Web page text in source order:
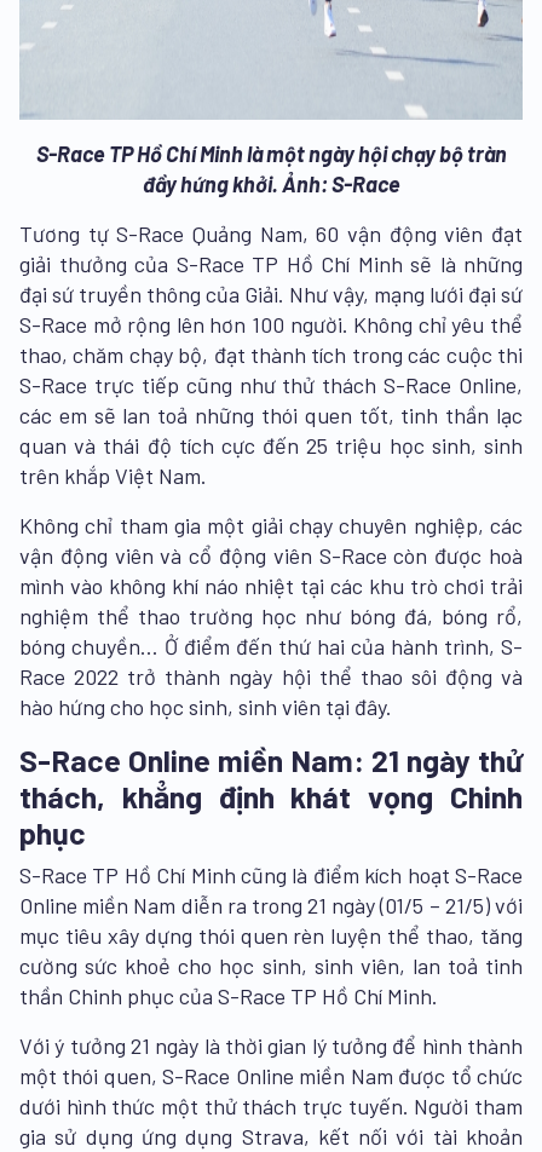
S-Race TP Hồ Chí Minh là một ngày hội chạy bộ tràn
đầy hứng khởi. Ảnh: S-Race
Tương tự S-Race Quảng Nam, 60 vận động viên đạt
giải thưởng của S-Race TP Hồ Chí Minh sẽ là những
đại sứ truyền thông của Giải. Như vậy, mạng lưới đại sứ
S-Race mở rộng lên hơn 100 người. Không chỉ yêu thể
thao, chăm chạy bộ, đạt thành tích trong các cuộc thi
S-Race trực tiếp cũng như thử thách S-Race Online,
các em sẽ lan toả những thói quen tốt, tinh thần lạc
quan và thái độ tích cực đến 25 triệu học sinh, sinh
trên khắp Việt Nam.
Không chỉ tham gia một giải chạy chuyên nghiệp, các
vận động viên và cổ động viên S-Race còn được hoà
mình vào không khí náo nhiệt tại các khu trò chơi trải
nghiệm thể thao trường học như bóng đá, bóng rổ,
bóng chuyền… Ở điểm đến thứ hai của hành trình, S-
Race 2022 trở thành ngày hội thể thao sôi động và
hào hứng cho học sinh, sinh viên tại đây.
S-Race Online miền Nam: 21 ngày thử
thách, khẳng định khát vọng Chinh
phục
S-Race TP Hồ Chí Minh cũng là điểm kích hoạt S-Race
Online miền Nam diễn ra trong 21 ngày (01/5 – 21/5) với
mục tiêu xây dựng thói quen rèn luyện thể thao, tăng
cường sức khoẻ cho học sinh, sinh viên, lan toả tinh
thần Chinh phục của S-Race TP Hồ Chí Minh.
Với ý tưởng 21 ngày là thời gian lý tưởng để hình thành
một thói quen, S-Race Online miền Nam được tổ chức
dưới hình thức một thử thách trực tuyến. Người tham
gia sử dụng ứng dụng Strava, kết nối với tài khoản